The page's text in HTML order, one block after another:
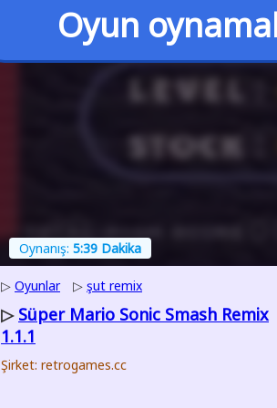
Oyun
Oynanış: 5:39 Dakika
▷ Oyunlar ▷ şut remix
▷ Süper Mario Sonic Smash Remix
1.1.1
Şirket: retrogames.cc